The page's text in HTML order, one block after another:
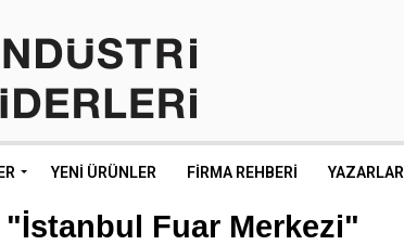
YENI ÜRÜNLER FIRMA REHBERI YAZARLAR
Fuar Merkezi"